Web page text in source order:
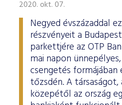
2020. okt. 07.
Negyed évszázaddal
részvényeit a
parkettjére az OTP
mai napon
csengetés
tőzsdén. A társaságot,
közepétől az ország